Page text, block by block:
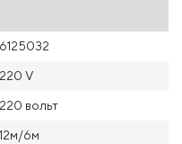
6125032
220 V
220 вольт
12м/6м